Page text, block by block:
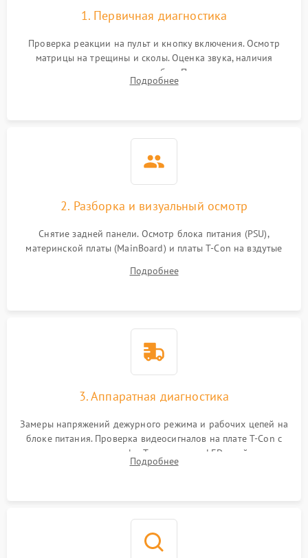
1. Первичная диагностика
Проверка реакции на пульт и кнопку включения. Осмотр
матрицы на трещины и сколы. Оценка звука, наличия
подсветки и индикаторов ошибок. Подключение тестовых
источников сигнала для выявления симптомов поломки.
Подробнее
2. Разборка и визуальный осмотр
Снятие задней панели. Осмотр блока питания (PSU),
материнской платы (MainBoard) и платы T-Con на вздутые
Проверка надежности фиксации и целостности шлейфов.
Подробнее
3. Аппаратная диагностика
Замеры напряжений дежурного режима и рабочих цепей на
блоке питания. Проверка видеосигналов на плате T-Con с
помощью осциллографа. Тестирование LED-драйвера и
светодиодных планок подсветки мультиметром.
Подробнее